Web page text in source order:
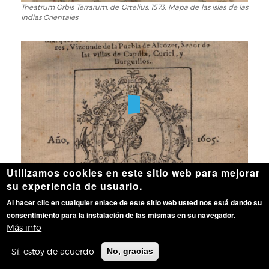
Theatrum
Orbis
Ortelius,
1573.
de
las
Indias
Orientales
Theatrum Orbis Terrarum, de Ortelius, 1573. Mapa de las islas de las
Indias Orientales
Quijote,
de
Cervantes,
1605.
Portada
Quijote, de Cervantes, 1605. Portada
Utilizamos cookies en este sitio web para mejorar
su experiencia de usuario.
Al hacer clic en cualquier enlace de este sitio web usted nos está dando su
consentimiento para la instalación de las mismas en su navegador.
Más info
Sí, estoy de acuerdo No, gracias